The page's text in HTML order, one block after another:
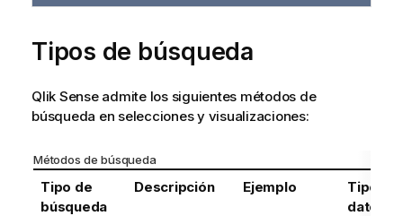
Tipos de búsqueda
Qlik Senseadmite los siguientes métodos de
búsqueda en selecciones y visualizaciones:
Métodos de búsqueda
Tipo de
búsqueda
Descripción Ejemplo
Tipos
datos